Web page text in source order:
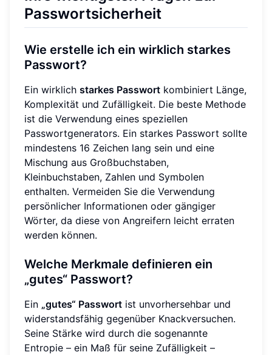
Passwortsicherheit
Wie erstelle ich ein wirklich starkes
Passwort?
Ein wirklich starkes Passwort kombiniert Länge,
Komplexität und Zufälligkeit. Die beste Methode
ist die Verwendung eines speziellen
Passwortgenerators. Ein starkes Passwort sollte
mindestens 16 Zeichen lang sein und eine
Mischung aus Großbuchstaben,
Kleinbuchstaben, Zahlen und Symbolen
enthalten. Vermeiden Sie die Verwendung
persönlicher Informationen oder gängiger
Wörter, da diese von Angreifern leicht erraten
werden können.
Welche Merkmale definieren ein
„gutes“ Passwort?
Ein „gutes“ Passwort ist unvorhersehbar und
widerstandsfähig gegenüber Knackversuchen.
Seine Stärke wird durch die sogenannte
Entropie – ein Maß für seine Zufälligkeit –